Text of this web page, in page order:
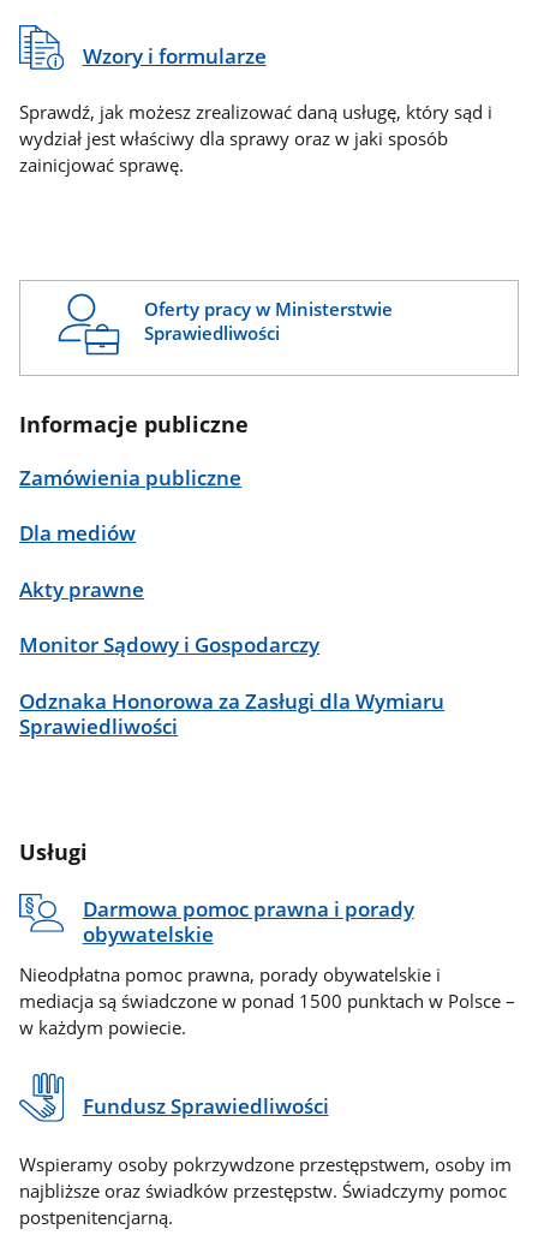
Wzory i formularze
Sprawdź, jak możesz zrealizować daną usługę, który sąd i
wydział jest właściwy dla sprawy oraz w jaki sposób
zainicjować sprawę.
Oferty pracy w Ministerstwie
Sprawiedliwości
Informacje publiczne
Zamówienia publiczne
Dla mediów
Akty prawne
Monitor Sądowy i Gospodarczy
Odznaka Honorowa za Zasługi dla Wymiaru
Sprawiedliwości
Usługi
Darmowa pomoc prawna i porady
obywatelskie
Nieodpłatna pomoc prawna, porady obywatelskie i
mediacja są świadczone w ponad 1500 punktach w Polsce –
w każdym powiecie.
Fundusz Sprawiedliwości
Wspieramy osoby pokrzywdzone przestępstwem, osoby im
najbliższe oraz świadków przestępstw. Świadczymy pomoc
postpenitencjarną.